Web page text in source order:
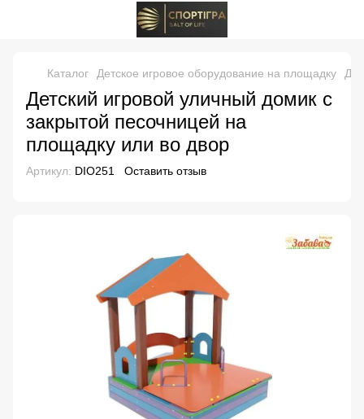
Каталог Детское игровое оборудование на площадку
Детский игровой уличный домик с
закрытой песочницей на
площадку или во двор
Артикул: DIO251 Оставить отзыв